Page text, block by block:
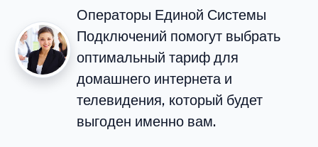
Операторы Единой Системы
Подключений помогут выбрать
оптимальный тариф для
домашнего интернета и
телевидения, который будет
выгоден именно вам.